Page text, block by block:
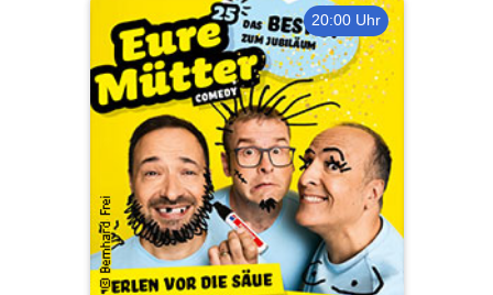
20:00 Uhr